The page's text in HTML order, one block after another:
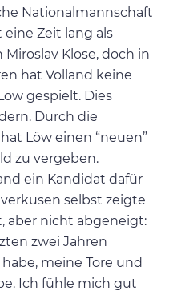
Nationalmannschaft
Zeit lang als
Klose, doch in
hat Volland keine
gespielt. Dies
Durch die
Löw einen “neuen”
zu vergeben.
ein Kandidat dafür
selbst zeigte
aber nicht abgeneigt:
zwei Jahren
meine Tore und
Ich fühle mich gut